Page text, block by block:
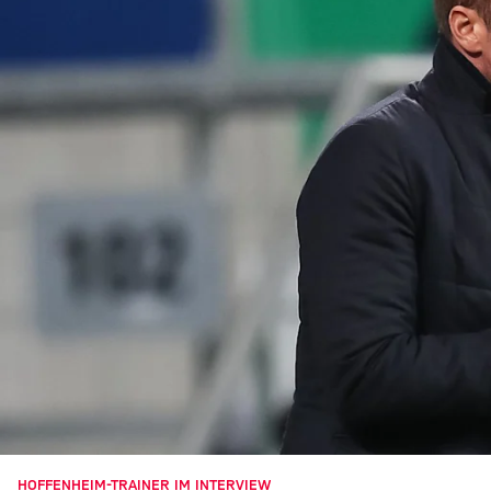
HOFFENHEIM-TRAINER IM INTERVIEW